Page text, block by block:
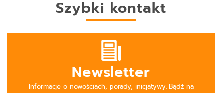
Szybki kontakt
Newsletter
Informacje o nowościach, porady, inicjatywy. Bądź na